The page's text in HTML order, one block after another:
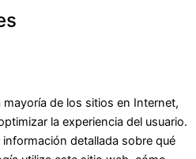
mayoría de los sitios en Internet,
la experiencia del usuario.
detallada sobre qué